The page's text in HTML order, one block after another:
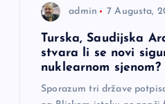
admin 7 Augusta,
Turska, Saudijska
stvara li se novi
nuklearnom sjenom?
Sporazum tri države